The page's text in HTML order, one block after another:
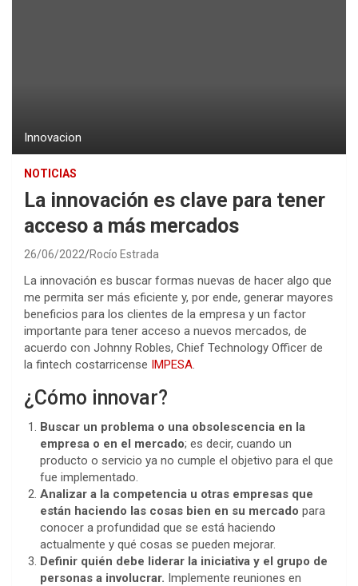
Innovacion
NOTICIAS
La innovación es clave para tener
acceso a más mercados
26/06/2022 Rocío Estrada
La innovación es buscar formas nuevas de hacer algo que
me permita ser más eficiente y, por ende, generar mayores
beneficios para los clientes de la empresa y un factor
importante para tener acceso a nuevos mercados, de
acuerdo con Johnny Robles, Chief Technology Officer de
la fintech costarricense IMPESA.
¿Cómo innovar?
Buscar un problema o una obsolescencia en la
empresa o en el mercado; es decir, cuando un
producto o servicio ya no cumple el objetivo para el que
fue implementado.
Analizar a la competencia u otras empresas que
están haciendo las cosas bien en su mercado para
conocer a profundidad que se está haciendo
actualmente y qué cosas se pueden mejorar.
Definir quién debe liderar la iniciativa y el grupo de
personas a involucrar. Implemente reuniones en